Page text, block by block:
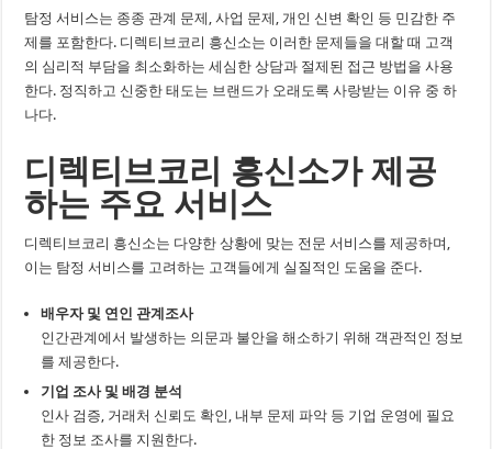
탐정 서비스는 종종 관계 문제, 사업 문제, 개인 신변 확인 등 민감한 주
제를 포함한다. 디렉티브코리 흥신소는 이러한 문제들을 대할 때 고객
의 심리적 부담을 최소화하는 세심한 상담과 절제된 접근 방법을 사용
한다. 정직하고 신중한 태도는 브랜드가 오래도록 사랑받는 이유 중 하
나다.
디렉티브코리 흥신소가 제공
하는 주요 서비스
디렉티브코리 흥신소는 다양한 상황에 맞는 전문 서비스를 제공하며,
이는 탐정 서비스를 고려하는 고객들에게 실질적인 도움을 준다.
배우자 및 연인 관계조사
인간관계에서 발생하는 의문과 불안을 해소하기 위해 객관적인 정보
를 제공한다.
기업 조사 및 배경 분석
인사 검증, 거래처 신뢰도 확인, 내부 문제 파악 등 기업 운영에 필요
한 정보 조사를 지원한다.